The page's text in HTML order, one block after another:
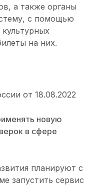
а также органы
с помощью
на них.
от 18.08.2022
новую
в сфере
планируют с
запустить сервис